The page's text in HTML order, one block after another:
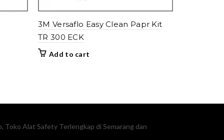
3M Versaflo Easy Clean Papr Kit
TR 300 ECK
Add to cart
Toko Alat Safety Terlengkap di Semarang dan